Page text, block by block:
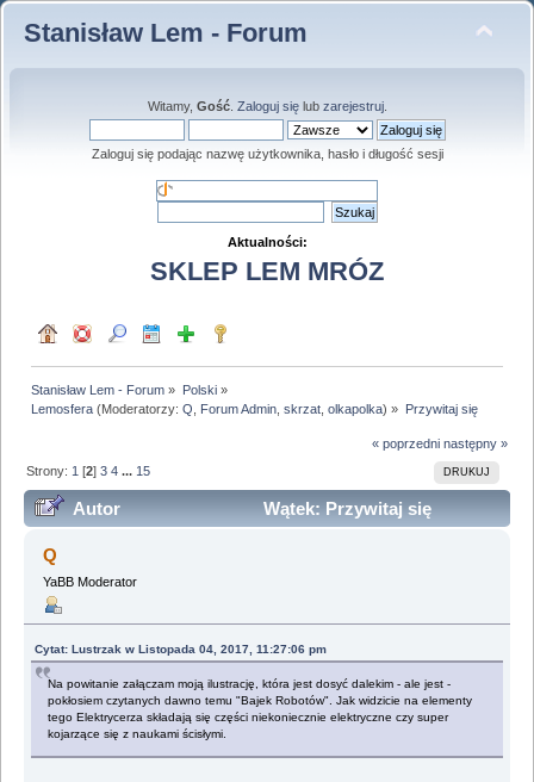
Stanisław Lem - Forum
Witamy, Gość. Zaloguj sięlub zarejestruj.
Zaloguj się podając nazwę użytkownika, hasło i długość sesji
Aktualności:
SKLEP LEM MRÓZ
Stanisław Lem - Forum » Polski»
Lemosfera (Moderatorzy:Q Forum Admin ,skrzat ,olkapolka) » Przywitaj się
« poprzedni następny »
DRUKUJ
Strony: 1 [2]3 4 ... 15
Autor
Wątek: Przywitaj się
(Przeczytany 769358 razy)
Q
YaBB Moderator
Cytat: Lustrzak w Listopada 04, 2017, 11:27:06 pm
Na powitanie załączam moją ilustrację, która jest dosyć dalekim - ale jest -
pokłosiem czytanych dawno temu "Bajek Robotów". Jak widzicie na elementy
tego Elektrycerza składają się części niekoniecznie elektryczne czy super
kojarzące się z naukami ścisłymi.